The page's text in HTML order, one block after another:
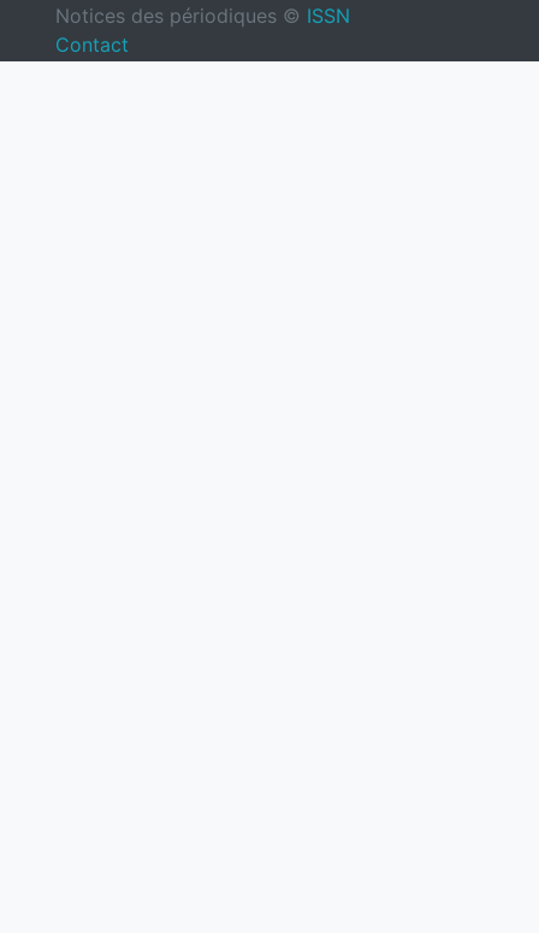
Notices des périodiques © ISSN
Contact